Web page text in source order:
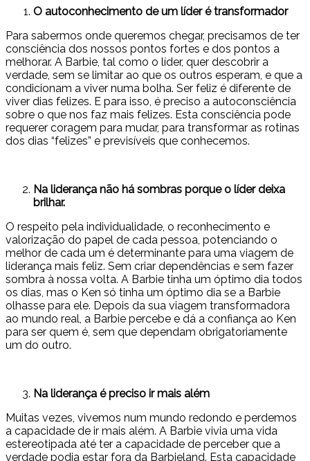
O autoconhecimento de um líder é transformador
Para sabermos onde queremos chegar, precisamos de ter
consciência dos nossos pontos fortes e dos pontos a
melhorar. A Barbie, tal como o líder, quer descobrir a
verdade, sem se limitar ao que os outros esperam, e que a
condicionam a viver numa bolha. Ser feliz é diferente de
viver dias felizes. E para isso, é preciso a autoconsciência
sobre o que nos faz mais felizes. Esta consciência pode
requerer coragem para mudar, para transformar as rotinas
dos dias “felizes” e previsíveis que conhecemos.
Na liderança não há sombras porque o líder deixa
brilhar.
O respeito pela individualidade, o reconhecimento e
valorização do papel de cada pessoa, potenciando o
melhor de cada um é determinante para uma viagem de
liderança mais feliz. Sem criar dependências e sem fazer
sombra à nossa volta. A Barbie tinha um óptimo dia todos
os dias, mas o Ken só tinha um óptimo dia se a Barbie
olhasse para ele. Depois da sua viagem transformadora
ao mundo real, a Barbie percebe e dá a confiança ao Ken
para ser quem é, sem que dependam obrigatoriamente
um do outro.
Na liderança é preciso ir mais além
Muitas vezes, vivemos num mundo redondo e perdemos
a capacidade de ir mais além. A Barbie vivia uma vida
estereotipada até ter a capacidade de perceber que a
verdade podia estar fora da Barbieland. Esta capacidade